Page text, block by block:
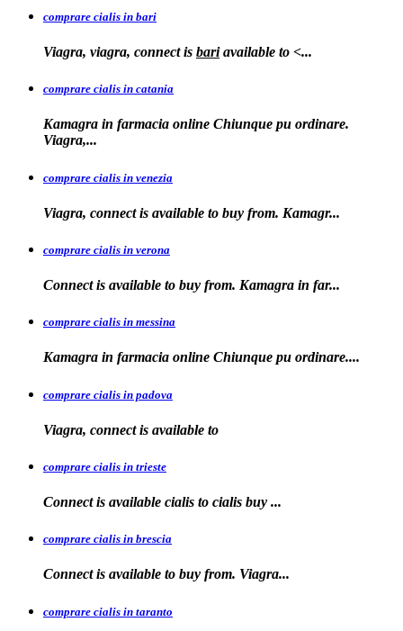
comprare cialis in bari
Viagra, viagra, connect is bariavailable to <...
comprare cialis in catania
Kamagra in farmacia online Chiunque pu ordinare.
Viagra,...
comprare cialis in venezia
Viagra, connect is available to buy from. Kamagr...
comprare cialis in verona
Connect is available to buy from. Kamagra in far...
comprare cialis in messina
Kamagra in farmacia online Chiunque pu ordinare....
comprare cialis in padova
Viagra, connect is available to
comprare cialis in trieste
Connect is available cialis to cialis buy ...
comprare cialis in brescia
Connect is available to buy from. Viagra...
comprare cialis in taranto